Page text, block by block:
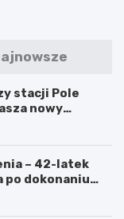
stacji Pole
nowy
– 42-latek
po dokonaniu